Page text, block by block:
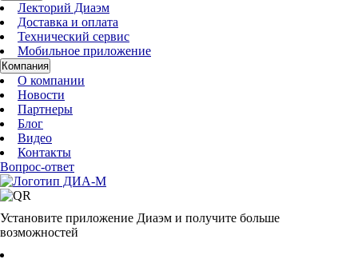
Лекторий Диаэм
Доставка и оплата
Технический сервис
Мобильное приложение
Компания
О компании
Новости
Партнеры
Блог
Видео
Контакты
Вопрос-ответ
Установите приложение Диаэм и получите больше
возможностей